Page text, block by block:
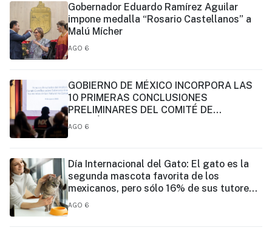
Gobernador Eduardo Ramírez Aguilar
impone medalla “Rosario Castellanos” a
Malú Mícher
AGO 6
GOBIERNO DE MÉXICO INCORPORA LAS
10 PRIMERAS CONCLUSIONES
PRELIMINARES DEL COMITÉ DE
CIENTÍFICOS Y ESPECIALISTAS PARA EL
PRESIDENTA CLAUDIA SHEINBAUM
AGO 6
Día Internacional del Gato: El gato es la
segunda mascota favorita de los
mexicanos, pero sólo 16% de sus tutores
prioriza su vacunación
AGO 6